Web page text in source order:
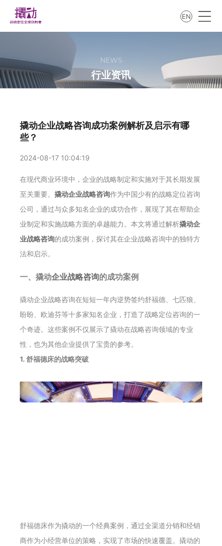
EN
NEWS
行业资讯
撬动企业战略咨询成功案例解析及启示有哪
些？
2024-08-17 10:04:19
在现代商业环境中，企业的战略制定和实施对于其长期发展
至关重要。 撬动企业战略咨询作为中国少有的战略定位咨询
公司，通过与众多知名企业的成功合作，展现了其在帮助企
业制定和实施战略方面的卓越能力。本文将通过解析撬动企
业战略咨询的成功案例，探讨其在企业战略咨询中的独特方
法和启示。
一、撬动企业战略咨询的成功案例
撬动企业战略咨询在短短一年内逆势签约舒福德、七匹狼、
盼盼、欧迪芬等十多家知名企业，打造了战略定位咨询的一
个奇迹。这些案例不仅展示了撬动在战略咨询领域的专业
性，也为其他企业提供了宝贵的参考。
1. 舒福德床的战略突破
舒福德床作为撬动的一个经典案例，通过全渠道分销和经销
商作为小经营单位的策略，实现了市场的快速覆盖。撬动的